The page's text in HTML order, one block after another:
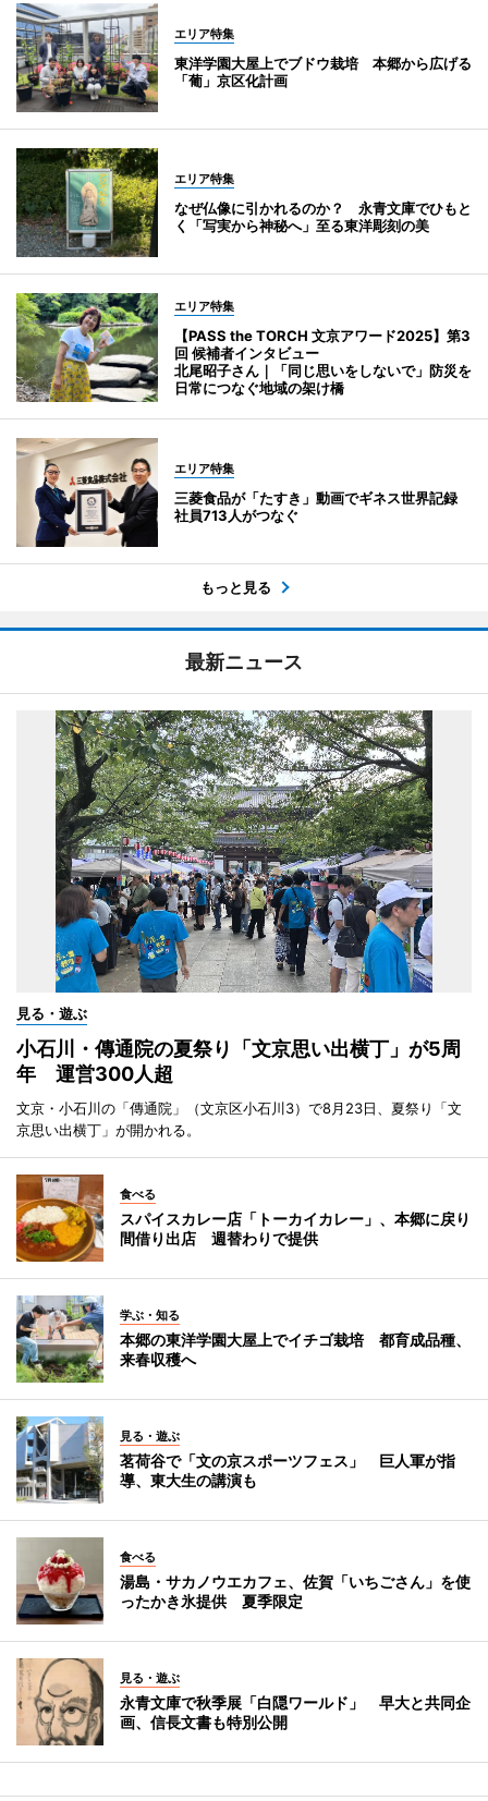
エリア特集
東洋学園大屋上でブドウ栽培 本郷から広げる
「葡」京区化計画
エリア特集
なぜ仏像に引かれるのか？ 永青文庫でひもと
く「写実から神秘へ」至る東洋彫刻の美
エリア特集
【PASS the TORCH 文京アワード2025】第3
回 候補者インタビュー
北尾昭子さん｜「同じ思いをしないで」防災を
日常につなぐ地域の架け橋
エリア特集
三菱食品が「たすき」動画でギネス世界記録
社員713人がつなぐ
もっと見る
最新ニュース
見る・遊ぶ
小石川・傳通院の夏祭り「文京思い出横丁」が5周
年 運営300人超
文京・小石川の「傳通院」（文京区小石川3）で8月23日、夏祭り「文
京思い出横丁」が開かれる。
食べる
スパイスカレー店「トーカイカレー」、本郷に戻り
間借り出店 週替わりで提供
学ぶ・知る
本郷の東洋学園大屋上でイチゴ栽培 都育成品種、
来春収穫へ
見る・遊ぶ
茗荷谷で「文の京スポーツフェス」 巨人軍が指
導、東大生の講演も
食べる
湯島・サカノウエカフェ、佐賀「いちごさん」を使
ったかき氷提供 夏季限定
見る・遊ぶ
永青文庫で秋季展「白隠ワールド」 早大と共同企
画、信長文書も特別公開